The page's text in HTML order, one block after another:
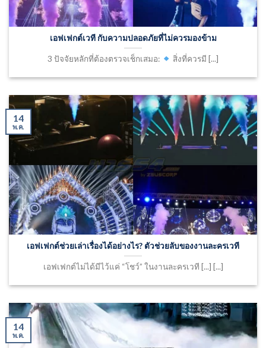
เอฟเฟกต์เวที กับความปลอดภัยที่ไม่ควรมองข้าม
3 ปัจจัยหลักที่ต้องตรวจเช็กเสมอ: สิ่งที่ควรมี [...]
เอฟเฟกต์ช่วยเล่าเรื่องได้อย่างไร? ตัวช่วยลับของงานละครเวที
เอฟเฟกต์ไม่ได้มีไว้แค่ “โชว์” ในงานละครเวที [...] [...]
14
พ.ค.
14
พ.ค.